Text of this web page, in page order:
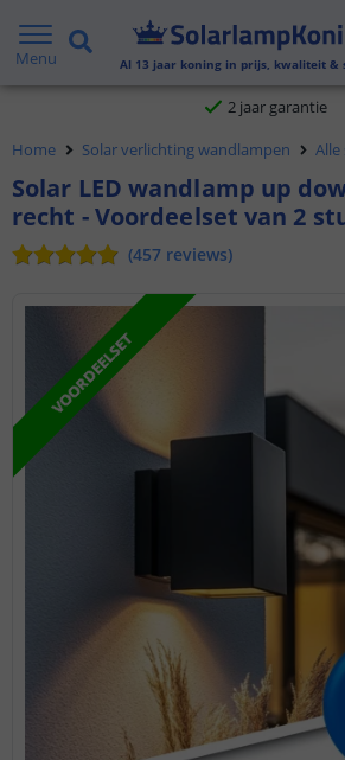
Menu Al 13 jaar koning in prijs, kwaliteit &
Voor 23:45 uur besteld,
2 jaar garantie
Gratis verzending vanaf € 20,-
Klantbeoordeling
Voor 23:45 uur besteld,
Home Solar verlichting wandlampen
Solar LED wandlamp up
recht - Voordeelset van 2
(457 reviews)
VOORDEELSET